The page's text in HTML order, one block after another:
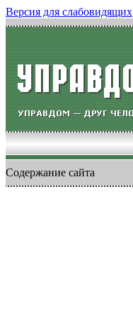
Версия для слабовидящих
Содержание сайта